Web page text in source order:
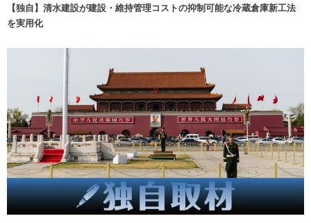
【独自】清水建設が建設・維持管理コストの抑制可能な冷蔵倉庫新工法
を実用化